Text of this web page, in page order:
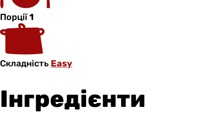
Порції1
Складність Easy
Інгредієнти